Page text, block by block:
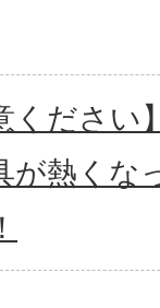
ください
が熱くな